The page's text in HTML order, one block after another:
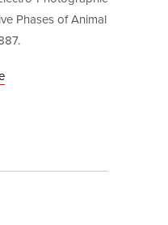
Phases of Animal